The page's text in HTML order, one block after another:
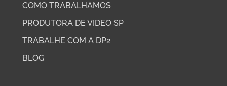
COMO TRABALHAMOS
PRODUTORA DE VIDEO SP
TRABALHE COM A DP2
BLOG